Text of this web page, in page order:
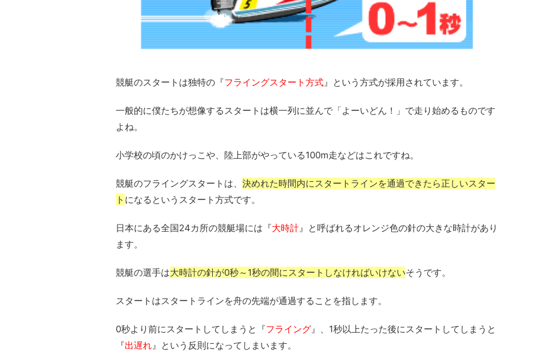
競艇のスタートは独特の『フライングスタート方式』という方式が採用されています。
一般的に僕たちが想像するスタートは横一列に並んで「よーいどん！」で走り始めるものです
よね。
小学校の頃のかけっこや、陸上部がやっている100m走などはこれですね。
競艇のフライングスタートは、 決めれた時間内にスタートラインを通過できたら正しいスター
ト になるというスタート方式です。
日本にある全国24カ所の競艇場には『大時計』と呼ばれるオレンジ色の針の大きな時計があり
ます。
競艇の選手は大時計の針が0秒～1秒の間にスタートしなければいけないそうです。
スタートはスタートラインを舟の先端が通過することを指します。
0秒より前にスタートしてしまうと『フライング』、1秒以上たった後にスタートしてしまうと
『出遅れ』という反則になってしまいます。